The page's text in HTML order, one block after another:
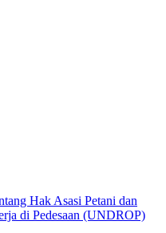
Hak Asasi Petani dan
di Pedesaan (UNDROP)